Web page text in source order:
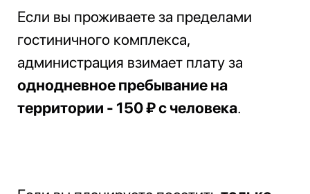
Если вы проживаете за пределами
гостиничного комплекса,
администрация взимает плату за
однодневное пребывание на
территории - 150 ₽ с человека.